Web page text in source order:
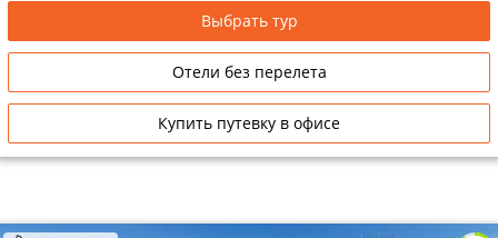
Выбрать тур
Отели без перелета
Купить путевку в офисе